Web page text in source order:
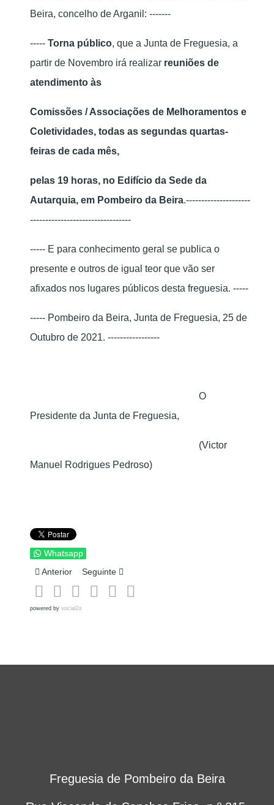
Beira, concelho de Arganil: -------
----- Torna público, que a Junta de Freguesia, a
partir de Novembro irá realizar reuniões de
atendimento às
Comissões / Associações de Melhoramentos e
Coletividades, todas as segundas quartas-
feiras de cada mês,
pelas 19 horas, no Edifício da Sede da
Autarquia, em Pombeiro da Beira.---------------------
---------------------------------
----- E para conhecimento geral se publica o
presente e outros de igual teor que vão ser
afixados nos lugares públicos desta freguesia. -----
----- Pombeiro da Beira, Junta de Freguesia, 25 de
Outubro de 2021. -----------------
O
Presidente da Junta de Freguesia,
(Victor
Manuel Rodrigues Pedroso)
Whatsapp
Artigo anterior: COMUNICADO / ESCLARECIMENTO
Anterior Artigo seguinte: EDITAL
Seguinte
powered by social2s
Freguesia de Pombeiro da Beira